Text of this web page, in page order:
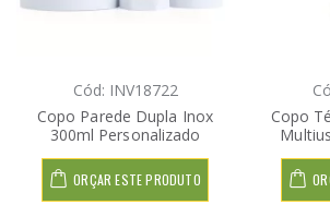
Cód: INV18722
Copo Parede Dupla Inox
300ml Personalizado
ORÇAR ESTE PRODUTO
Copo